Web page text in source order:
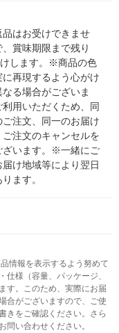
はお受けできませ
賞味期限まで残り
します。※商品の色
再現するよう心がけ
る場合がございま
用いただくため、同
注文、同一のお届け
注文のキャンセルを
ざいます。※一緒にご
け地域等により翌日
ます。
情報を表示するよう努めて
仕様（容量、パッケージ、
す。このため、実際にお届
合がございますので、ご使
きをご確認ください。さら
問い合わせください。